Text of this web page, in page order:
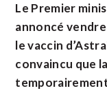
Le Premier
annoncé
le vaccin
convaincu que